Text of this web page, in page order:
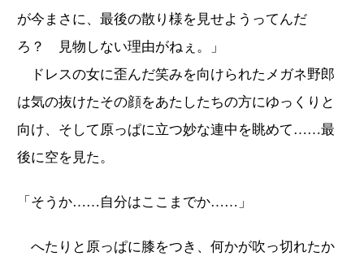
が今まさに、最後の散り様を見せようってんだ
ろ？ 見物しない理由がねぇ。」
ドレスの女に歪んだ笑みを向けられたメガネ野郎
は気の抜けたその顔をあたしたちの方にゆっくりと
向け、そして原っぱに立つ妙な連中を眺めて……最
後に空を見た。
「そうか……自分はここまでか……」
へたりと原っぱに膝をつき、何かが吹っ切れたか